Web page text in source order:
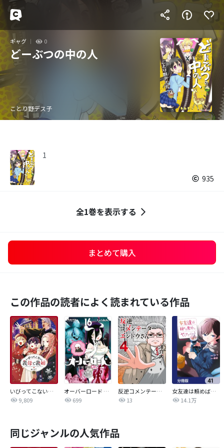
ギャグ 0
どーぶつの中の人
ことり野デス子
1
935
全1巻を表示する
まとめて購入
この作品の読者によく読まれている作品
いびってこない義母と義姉
9,809
オーバーロード 不死者のOh!
699
反逆コメンテーターエンドウさん
13
女友達は頼めば意外とヤらせてくれる【分冊版】
14.1万
同じジャンルの人気作品